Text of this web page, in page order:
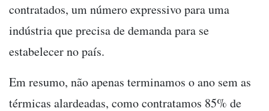
contratados, um número expressivo para uma
indústria que precisa de demanda para se
estabelecer no país.
Em resumo, não apenas terminamos o ano sem as
térmicas alardeadas, como contratamos 85% de